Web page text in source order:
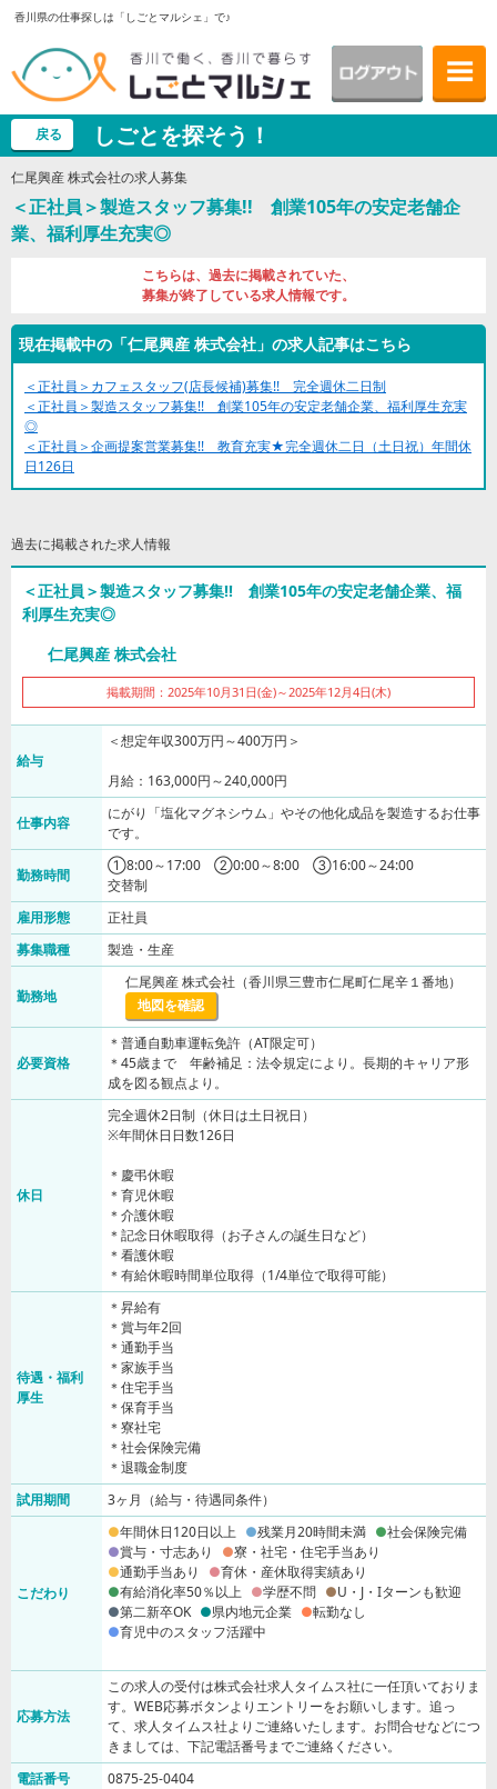
香川県の仕事探しは「しごとマルシェ」で♪
戻る しごとを探そう！
仁尾興産 株式会社の求人募集
＜正社員＞製造スタッフ募集!! 創業105年の安定老舗企
業、福利厚生充実◎
こちらは、過去に掲載されていた、
募集が終了している求人情報です。
現在掲載中の「仁尾興産 株式会社」の求人記事はこちら
＜正社員＞カフェスタッフ(店長候補)募集!! 完全週休二日制
＜正社員＞製造スタッフ募集!! 創業105年の安定老舗企業、福利厚生充実
◎
＜正社員＞企画提案営業募集!! 教育充実★完全週休二日（土日祝）年間休
日126日
過去に掲載された求人情報
＜正社員＞製造スタッフ募集!! 創業105年の安定老舗企業、福
利厚生充実◎
仁尾興産 株式会社
掲載期間：2025年10月31日(金)～2025年12月4日(木)
給与
＜想定年収300万円～400万円＞
月給：163,000円～240,000円
仕事内容
にがり「塩化マグネシウム」やその他化成品を製造するお仕事
です。
勤務時間
①8:00～17:00 ②0:00～8:00 ③16:00～24:00
交替制
雇用形態
正社員
募集職種
製造・生産
勤務地
仁尾興産 株式会社（香川県三豊市仁尾町仁尾辛１番地）
地図を確認
必要資格
＊普通自動車運転免許（AT限定可）
＊45歳まで 年齢補足：法令規定により。長期的キャリア形
成を図る観点より。
休日
完全週休2日制（休日は土日祝日）
※年間休日日数126日
＊慶弔休暇
＊育児休暇
＊介護休暇
＊記念日休暇取得（お子さんの誕生日など）
＊看護休暇
＊有給休暇時間単位取得（1/4単位で取得可能）
待遇・福利
厚生
＊昇給有
＊賞与年2回
＊通勤手当
＊家族手当
＊住宅手当
＊保育手当
＊寮社宅
＊社会保険完備
＊退職金制度
試用期間
3ヶ月（給与・待遇同条件）
こだわり
年間休日120日以上 残業月20時間未満
社会保険完備
賞与・寸志あり
寮・社宅・住宅手当あり
通勤手当あり
育休・産休取得実績あり
有給消化率50％以上
学歴不問
U・J・Iターンも歓迎
第二新卒OK
県内地元企業
転勤なし
育児中のスタッフ活躍中
応募方法
この求人の受付は株式会社求人タイムス社に一任頂いておりま
す。WEB応募ボタンよりエントリーをお願いします。追っ
て、求人タイムス社よりご連絡いたします。お問合せなどにつ
きましては、下記電話番号までご連絡ください。
電話番号
0875-25-0404